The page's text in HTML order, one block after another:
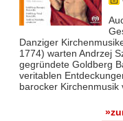
Danziger
1774) warten Andrzej
gegründete Goldberg
veritablen
barocker Kirchenmusik